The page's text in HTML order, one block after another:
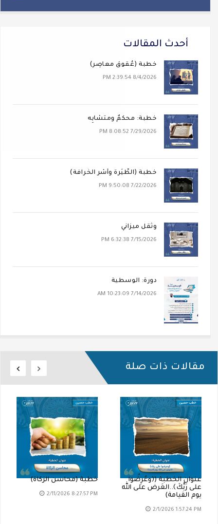
أحدث المقالات
خطبة (عُقوقٌ معاصِر)
8/4/2026 2:39:54 PM
خطبة: محكَمٌ ومتشابِه
7/29/2026 8:08:52 PM
خطبة (الطِّيَرة وأَسْر الخُرافة)
7/22/2026 9:50:08 PM
وثقل ميزاني
7/15/2026 6:32:38 PM
دورة: الوسطية
7/14/2026 10:23:09 AM
مقالات ذات صلة
خطبة (محاسن الزكاة)
2/11/2026 8:27:57 PM
عنوان الخطبة (﴿وعُرِضُوا
على رَبِّكَ﴾..العَرض على الله
يوم القيامة)
2/1/2026 1:57:24 PM